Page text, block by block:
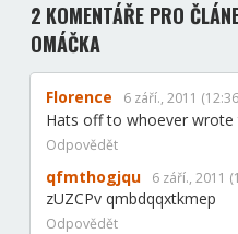
2 KOMENTÁŘE PRO
OMÁČKA
Florence 6 září., 2011
Hats off to whoever wrote
Odpovědět
qfmthogjqu 6 září., 2011
zUZCPv qmbdqqxtkmep
Odpovědět